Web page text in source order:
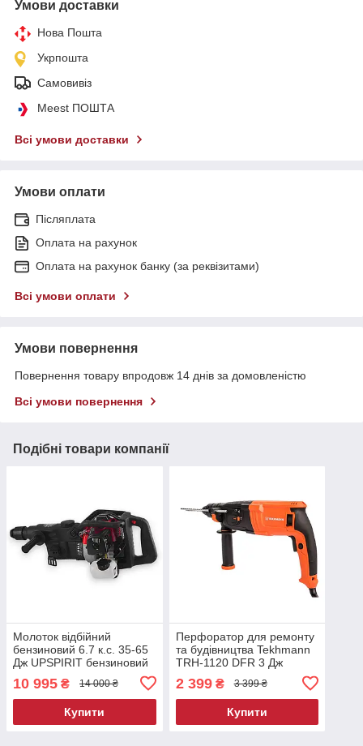
Умови доставки
Нова Пошта
Укрпошта
Самовивіз
Meest ПОШТА
Всі умови доставки
Умови оплати
Післяплата
Оплата на рахунок
Оплата на рахунок банку (за реквізитами)
Всі умови оплати
Умови повернення
Повернення товару впродовж 14 днів за домовленістю
Всі умови повернення
Подібні товари компанії
Молоток відбійний
бензиновий 6.7 к.с. 35-65
Дж UPSPIRIT бензиновий
будівельний молоток на
бензині бензовідбійник
10 995 ₴ 14 000 ₴
Купити
Перфоратор для ремонту
та будівництва Tekhmann
TRH-1120 DFR 3 Дж
регулюванням обертів
2 399₴ 3 399 ₴
Купити